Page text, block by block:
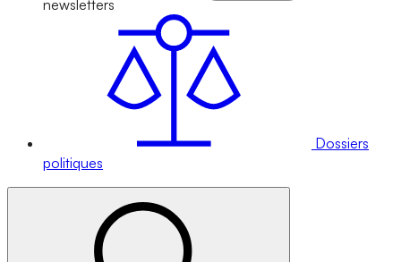
newsletters
Dossiers
politiques